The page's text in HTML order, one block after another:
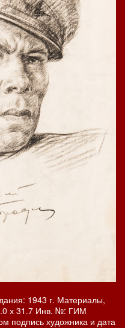
1943 г. Материалы,
х 31.7 Инв. №: ГИМ
подпись художника и дата